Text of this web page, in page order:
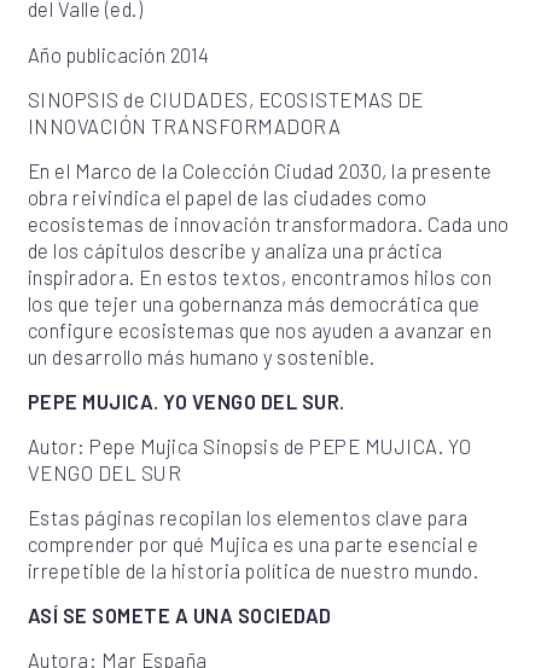
del Valle (ed.)
Año publicación 2014
SINOPSIS de CIUDADES, ECOSISTEMAS DE
INNOVACIÓN TRANSFORMADORA
En el Marco de la Colección Ciudad 2030, la presente
obra reivindica el papel de las ciudades como
ecosistemas de innovación transformadora. Cada uno
de los cápitulos describe y analiza una práctica
inspiradora. En estos textos, encontramos hilos con
los que tejer una gobernanza más democrática que
configure ecosistemas que nos ayuden a avanzar en
un desarrollo más humano y sostenible.
PEPE MUJICA. YO VENGO DEL SUR.
Autor: Pepe Mujica Sinopsis de PEPE MUJICA. YO
VENGO DEL SUR
Estas páginas recopilan los elementos clave para
comprender por qué Mujica es una parte esencial e
irrepetible de la historia política de nuestro mundo.
ASÍ SE SOMETE A UNA SOCIEDAD
Autora: Mar España